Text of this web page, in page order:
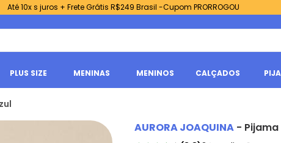
Até 10x s juros + Frete Grátis R$249 Brasil -Cupom PRORROGOU
PLUS SIZE MENINAS MENINOS CALÇADOS
AURORA JOAQUINA -